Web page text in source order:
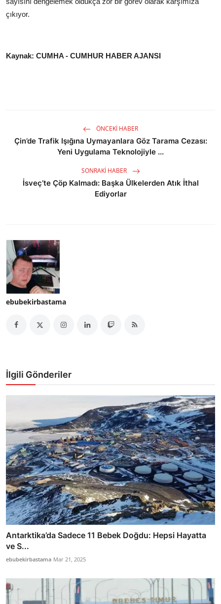
çıkıyor.
Kaynak: CUMHA - CUMHUR HABER AJANSI
ÖNCEKI HABER
Çin’de Trafik Işığına Uymayanlara Göz Tarama Cezası:
Yeni Uygulama Teknolojiyle ...
SONRAKI HABER
İsveç’te Çöp Kalmadı: Başka Ülkelerden Atık İthal
Ediyorlar
ebubekirbastama
İlgili Gönderiler
Antarktika’da Sadece 11 Bebek Doğdu: Hepsi Hayatta
ve S...
ebubekirbastama Mar 21, 2025